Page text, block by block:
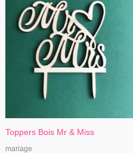
Toppers Bois Mr & Miss
mariage